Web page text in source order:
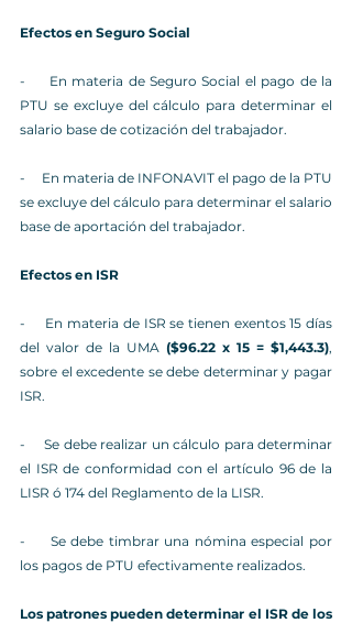
Efectos en Seguro Social
-     En materia de Seguro Social el pago de la
PTU se excluye del cálculo para determinar el
salario base de cotización del trabajador.
-     En materia de INFONAVIT el pago de la PTU
se excluye del cálculo para determinar el salario
base de aportación del trabajador.
Efectos en ISR
-     En materia de ISR se tienen exentos 15 días
del valor de la UMA ($96.22 x 15 = $1,443.3),
sobre el excedente se debe determinar y pagar
ISR.
-     Se debe realizar un cálculo para determinar
el ISR de conformidad con el artículo 96 de la
LISR ó 174 del Reglamento de la LISR.
-     Se debe timbrar una nómina especial por
los pagos de PTU efectivamente realizados.
Los patrones pueden determinar el ISR de los